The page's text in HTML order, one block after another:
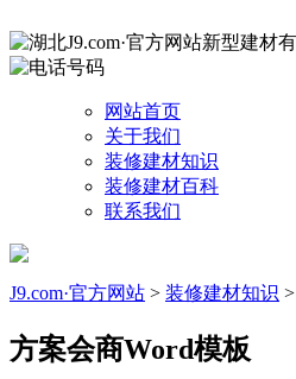
网站首页
关于我们
装修建材知识
装修建材百科
联系我们
J9.com·官方网站 > 装修建材知识 >
方案会商Word模板